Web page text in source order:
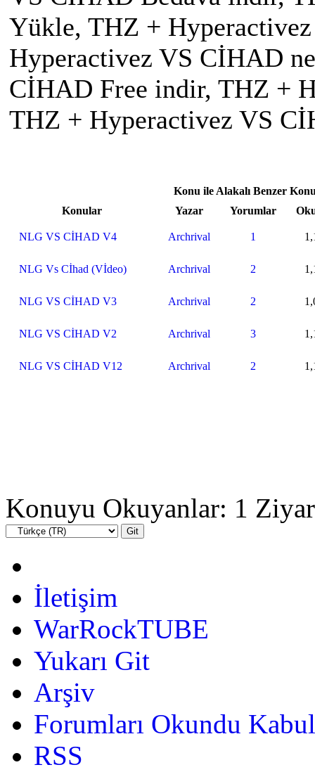
Yükle, THZ +
Hyperactivez VS CİHAD
CİHAD Free indir, THZ +
THZ + Hyperactivez VS
Konu ile Alakalı Benzer
Konular
Yazar Yorumlar
NLG VS CİHAD V4 Archrival 1
NLG Vs Cİhad (Vİdeo) Archrival 2
NLG VS CİHAD V3 Archrival 2
NLG VS CİHAD V2 Archrival 3
NLG VS CİHAD V12 Archrival 2
Konuyu Okuyanlar: 1
İletişim
WarRockTUBE
Yukarı Git
Arşiv
Forumları Okundu
RSS